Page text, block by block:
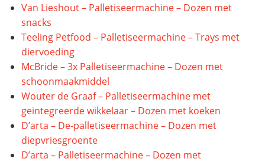
Van Lieshout – Palletiseermachine – Dozen met
snacks
Teeling Petfood – Palletiseermachine – Trays met
diervoeding
McBride – 3x Palletiseermachine – Dozen met
schoonmaakmiddel
Wouter de Graaf – Palletiseermachine met
geintegreerde wikkelaar – Dozen met koeken
D’arta – De-palletiseermachine – Dozen met
diepvriesgroente
D’arta – Palletiseermachine – Dozen met